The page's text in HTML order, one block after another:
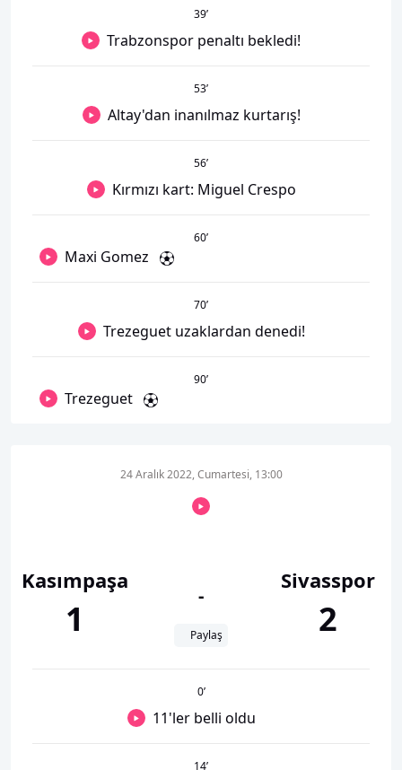
39’
Trabzonspor penaltı bekledi!
53’
Altay'dan inanılmaz kurtarış!
56’
Kırmızı kart: Miguel Crespo
60’
Maxi Gomez
70’
Trezeguet uzaklardan denedi!
90’
Trezeguet
Kasımpaşa
1
24 Aralık 2022, Cumartesi, 13:00
-
Paylaş
Sivasspor
2
0’
11'ler belli oldu
14’